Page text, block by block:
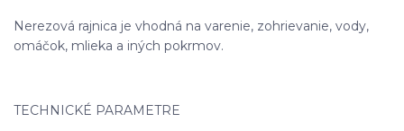
Nerezová rajnica je vhodná na varenie, zohrievanie, vody,
omáčok, mlieka a iných pokrmov.
TECHNICKÉ PARAMETRE